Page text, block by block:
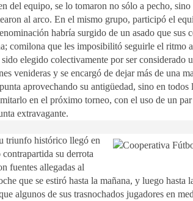
del equipo, se lo tomaron no sólo a pecho,
al arco. En el mismo grupo, participó el
habría surgido de un asado que sus
comilona que les imposibilitó seguirle el ritmo
elegido colectivamente por ser considerado
venideras y se encargó de dejar más de una
aprovechando su antigüedad, sino en todos
en el próximo torneo, con el uso de un par
extravagante.
triunfo histórico llegó en
su derrota
fuentes allegadas al
que se estiró hasta la mañana, y luego hasta
algunos de sus trasnochados jugadores en